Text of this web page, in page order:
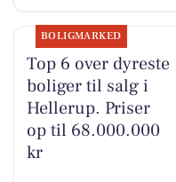
BOLIGMARKED
Top 6 over dyreste
boliger til salg i
Hellerup. Priser
op til 68.000.000
kr